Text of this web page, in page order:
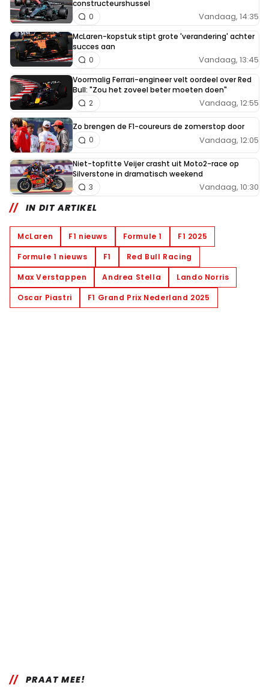
constructeurshussel
Vandaag, 14:35
0
McLaren-kopstuk stipt grote 'verandering' achter
succes aan
Vandaag, 13:45
0
Voormalig Ferrari-engineer velt oordeel over Red
Bull: "Zou het zoveel beter moeten doen"
Vandaag, 12:55
2
Zo brengen de F1-coureurs de zomerstop door
Vandaag, 12:05
0
Niet-topfitte Veijer crasht uit Moto2-race op
Silverstone in dramatisch weekend
Vandaag, 10:30
3
IN DIT ARTIKEL
McLaren F1 nieuws Formule 1
F1 2025
Formule 1 nieuws
F1
Red Bull Racing
Max Verstappen
Andrea Stella
Lando Norris
Oscar Piastri
F1 Grand Prix Nederland 2025
PRAAT MEE!